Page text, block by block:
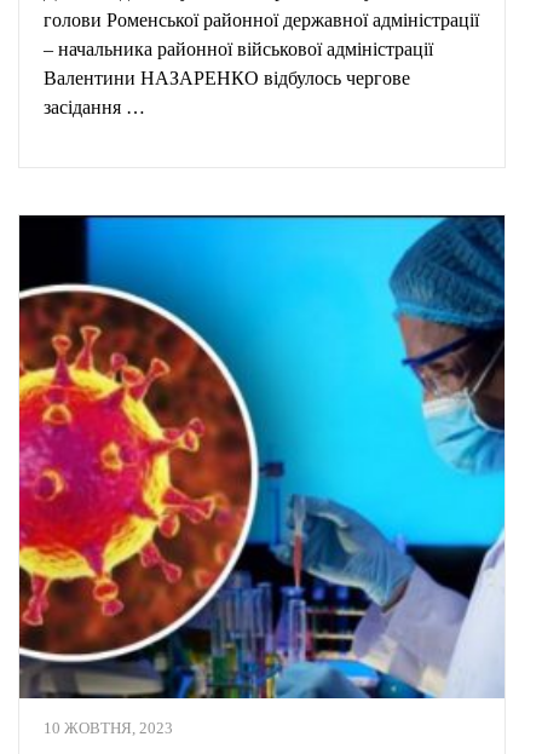
голови Роменської районної державної адміністрації
– начальника районної військової адміністрації
Валентини НАЗАРЕНКО відбулось чергове
засідання …
10 ЖОВТНЯ, 2023